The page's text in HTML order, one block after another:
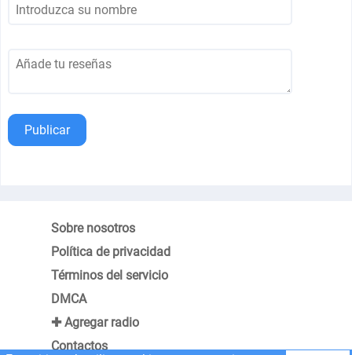
Publicar
Sobre nosotros
Política de privacidad
Términos del servicio
DMCA
✚ Agregar radio
Contactos